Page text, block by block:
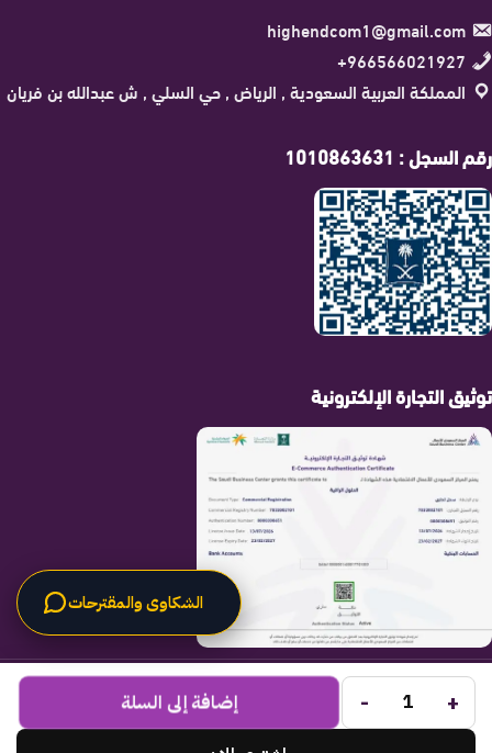
highendcom1@gmail.com
966566021927+
المملكة العربية السعودية , الرياض , حي السلي , ش عبدالله بن فريان
رقم السجل : 1010863631
توثيق التجارة الإلكترونية
جميع الحقوق محفوظة لـالحلول الراقية© 2025.
تم التطوير بواسطةCode Times
. +
- إضافة إلى السلة
الشكاوى والمقترحات